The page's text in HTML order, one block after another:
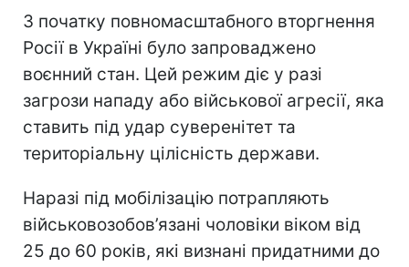
З початку повномасштабного вторгнення
Росії в Україні було запроваджено
воєнний стан. Цей режим діє у разі
загрози нападу або військової агресії, яка
ставить під удар суверенітет та
територіальну цілісність держави.
Наразі під мобілізацію потрапляють
військовозобов’язані чоловіки віком від
25 до 60 років, які визнані придатними до